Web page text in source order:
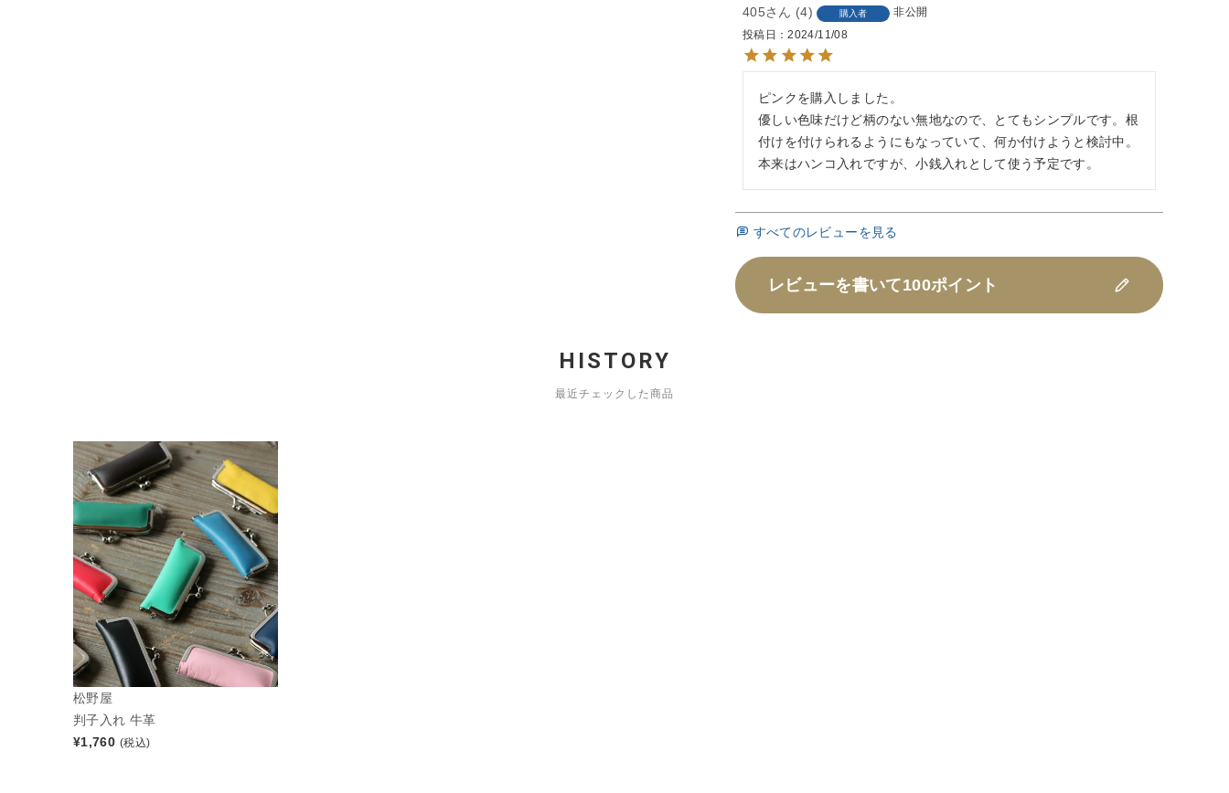
405 4 購入者
非公開
投稿日
2024/11/08
ピンクを購入しました。
優しい色味だけど柄のない無地なので、とてもシンプルです。根
付けを付けられるようにもなっていて、何か付けようと検討中。
本来はハンコ入れですが、小銭入れとして使う予定です。
すべてのレビューを見る
レビューを書いて100ポイント
HISTORY
最近チェックした商品
松野屋
判子入れ 牛革
¥1,760 (税込)